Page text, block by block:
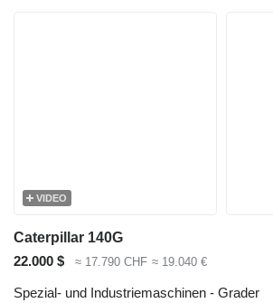
VIDEO
Caterpillar 140G
22.000 $
≈ 17.790 CHF ≈ 19.040 €
Spezial- und Industriemaschinen - Grader